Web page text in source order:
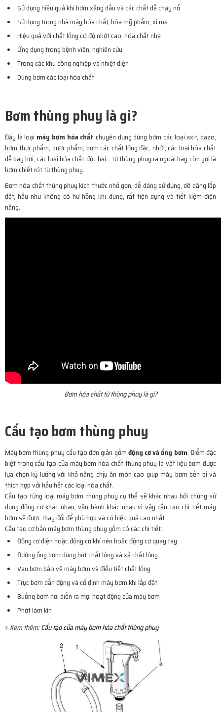
Sử dụng hiệu quả khi bơm xăng dầu và các chất dễ cháy nổ
Sử dụng trong nhà máy hóa chất, hóa mỹ phẩm, xi mạ
Hiệu quả với chất lỏng có độ nhớt cao, hóa chất nhẹ
Ứng dụng trong bệnh viện, nghiên cứu
Trong các khu công nghiệp và nhiệt điện
Dùng bơm các loại hóa chất
Bơm thùng phuy là gì?
Đây là loại máy bơm hóa chất chuyên dụng dùng bơm các loại axit, bazo,
bơm thực phẩm, dược phẩm, bơm các chất lỏng đặc, nhớt, các loại hóa chất
dễ bay hơi, các loại hóa chất độc hại… từ thùng phuy ra ngoài hay còn gọi là
bơm chiết rót từ thùng phuy.
Bơm hóa chất thùng phuy kích thước nhỏ gọn, dễ dàng sử dụng, dẽ dàng lắp
đặt, hầu như không có hư hỏng khi dùng, rất tiện dụng và tiết kiệm điện
năng.
Bơm hóa chất từ thùng phuy là gì?
Cấu tạo bơm thùng phuy
Máy bơm thùng phuy cấu tạo đơn giản gồmđộng cơ và ống bơm. Điểm đặc
biệt trong cấu tạo của máy bơm hóa chất thùng phuy là vật liệu bơm được
lựa chọn kỹ lưỡng với khả năng chịu ăn mòn cao giúp máy bơm bền bỉ và
thích hợp với hầu hết các loại hóa chất.
Cấu tạo từng loại máy bơm thùng phuy cụ thể sẽ khác nhau bởi chúng sử
dụng động cơ khác nhau, vận hành khác nhau vì vậy cấu tạo chi tiết máy
bơm sẽ được thay đổi để phù hợp và có hiệu quả cao nhất.
Cấu tạo cơ bản máy bơm thùng phuy gồm có các chi tiết:
Động cơ điện hoặc động cơ khí nén hoặc động cơ quay tay
Đường ống bơm dùng hút chất lỏng và xả chất lỏng
Van bơm bảo vệ máy bơm và điều tiết chất lỏng
Trục bơm dẫn động và cố định máy bơm khi lắp đặt
Buồng bơm nơi diễn ra mọi hoạt động của máy bơm
Phớt làm kín
»Xem thêm:Cấu tạo của máy bơm hóa chất thùng phuy